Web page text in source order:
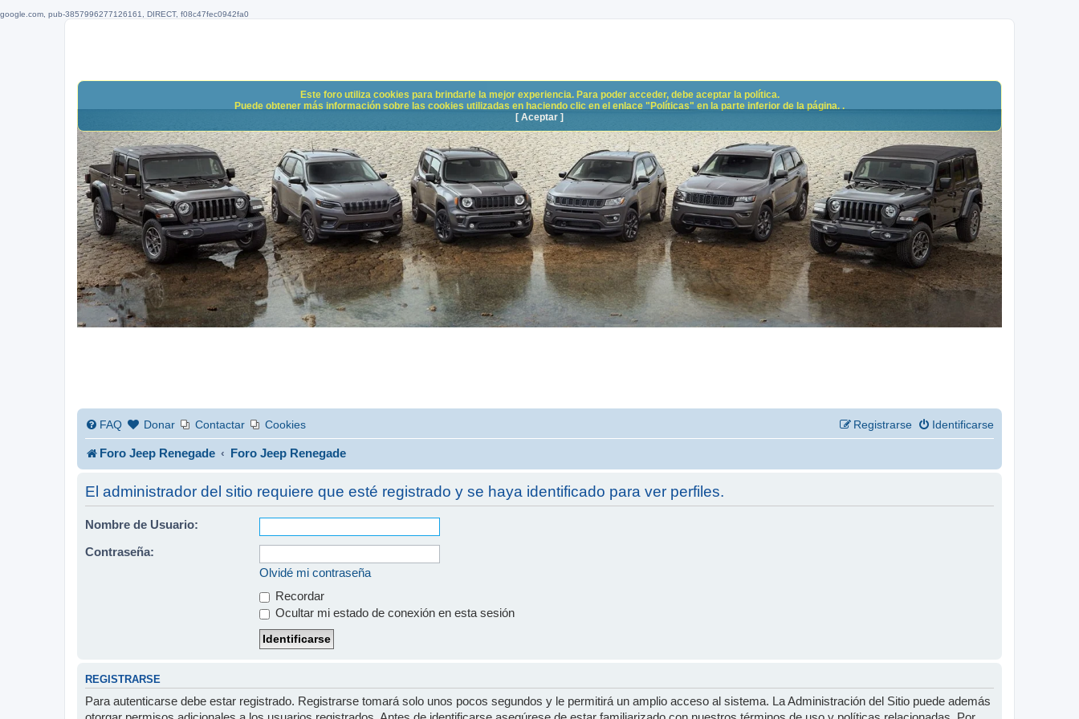
google.com, pub-3857996277126161, DIRECT, f08c47fec0942fa0
FAQ Donar Contactar Cookies Identificarse
Registrarse
Foro Jeep Renegade Foro Jeep Renegade
El administrador del sitio requiere que esté registrado y se haya identificado para ver perfiles.
Nombre de Usuario:
Contraseña:
Olvidé mi contraseña
Recordar
Ocultar mi estado de conexión en esta sesión
REGISTRARSE
Para autenticarse debe estar registrado. Registrarse tomará solo unos pocos segundos y le permitirá un amplio acceso al sistema. La Administración del Sitio puede además
Este foro utiliza cookies para brindarle la mejor experiencia. Para poder acceder, debe aceptar la política.
Puede obtener más información sobre las cookies utilizadas en haciendo clic en el enlace "Políticas" en la parte inferior de la página. .
[ Aceptar ]